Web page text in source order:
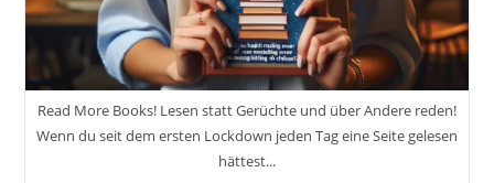
Read More Books! Lesen statt Gerüchte und über Andere reden!
Wenn du seit dem ersten Lockdown jeden Tag eine Seite gelesen
hättest...